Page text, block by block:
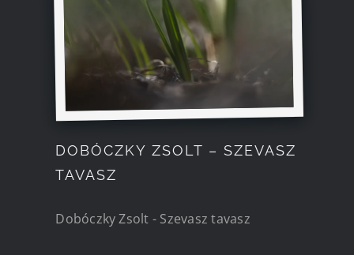
DOBÓCZKY ZSOLT – SZEVASZ
TAVASZ
Dobóczky Zsolt - Szevasz tavasz